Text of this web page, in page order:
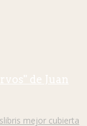
de Juan
mejor cubierta